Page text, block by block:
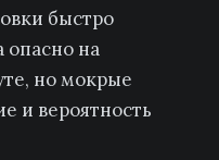
быстро
опасно на
но мокрые
и вероятность